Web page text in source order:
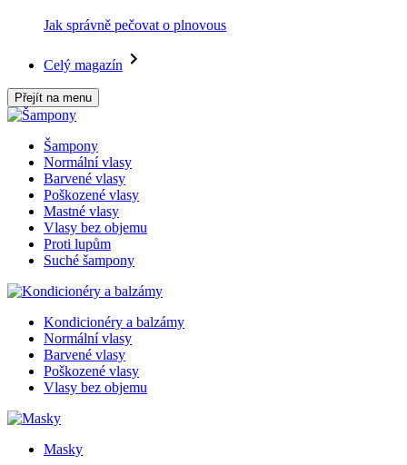
Jak správně pečovat o plnovous
Celý magazín
Přejít na menu
Šampony
Normální vlasy
Barvené vlasy
Poškozené vlasy
Mastné vlasy
Vlasy bez objemu
Proti lupům
Suché šampony
Kondicionéry a balzámy
Normální vlasy
Barvené vlasy
Poškozené vlasy
Vlasy bez objemu
Masky